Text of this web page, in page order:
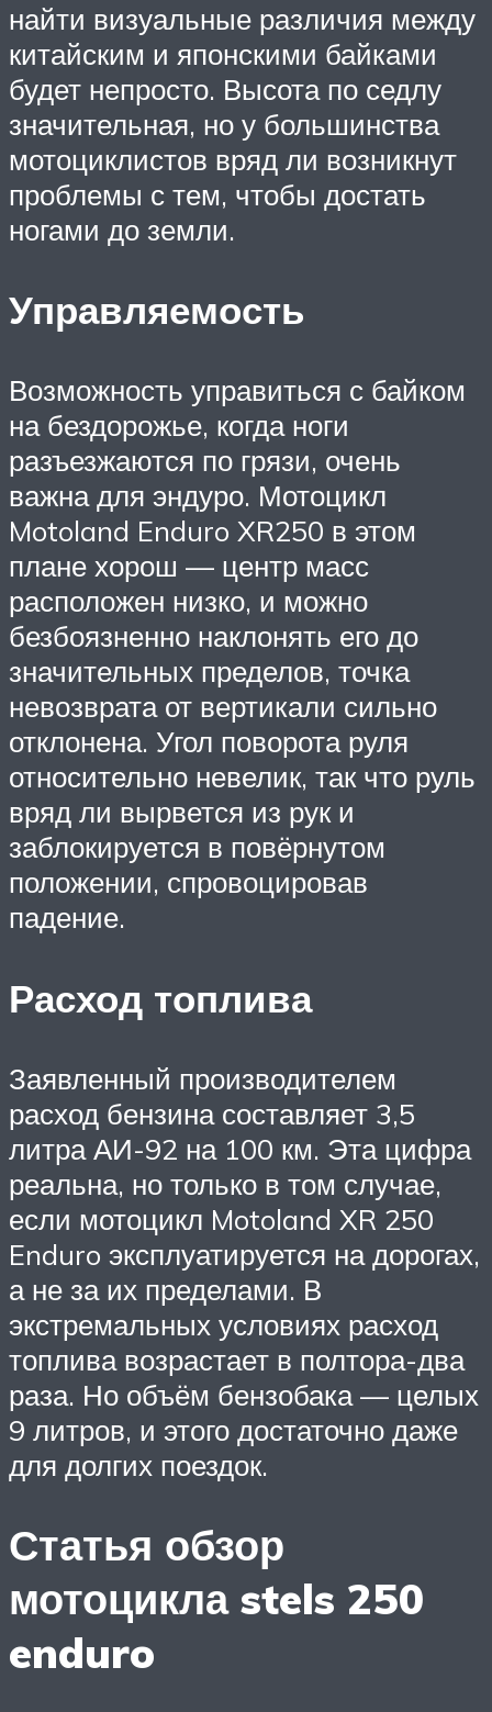
найти визуальные различия между
китайским и японскими байками
будет непросто. Высота по седлу
значительная, но у большинства
мотоциклистов вряд ли возникнут
проблемы с тем, чтобы достать
ногами до земли.
Управляемость
Возможность управиться с байком
на бездорожье, когда ноги
разъезжаются по грязи, очень
важна для эндуро. Мотоцикл
Motoland Enduro XR250 в этом
плане хорош — центр масс
расположен низко, и можно
безбоязненно наклонять его до
значительных пределов, точка
невозврата от вертикали сильно
отклонена. Угол поворота руля
относительно невелик, так что руль
вряд ли вырвется из рук и
заблокируется в повёрнутом
положении, спровоцировав
падение.
Расход топлива
Заявленный производителем
расход бензина составляет 3,5
литра АИ-92 на 100 км. Эта цифра
реальна, но только в том случае,
если мотоцикл Motoland XR 250
Enduro эксплуатируется на дорогах,
а не за их пределами. В
экстремальных условиях расход
топлива возрастает в полтора-два
раза. Но объём бензобака — целых
9 литров, и этого достаточно даже
для долгих поездок.
Статья обзор
мотоцикла stels 250
enduro